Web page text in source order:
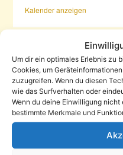
Um dir ein optimales Erlebnis zu
Cookies, um
zuzugreifen. Wenn du diesen
wie das Surfverhalten oder
Wenn du deine Einwilligung
bestimmte Merkmale und
Kalender anzeigen
Öffnungszeiten
Mo–Do
10–16 Uhr (Pause 12–13 Uhr)
Fr